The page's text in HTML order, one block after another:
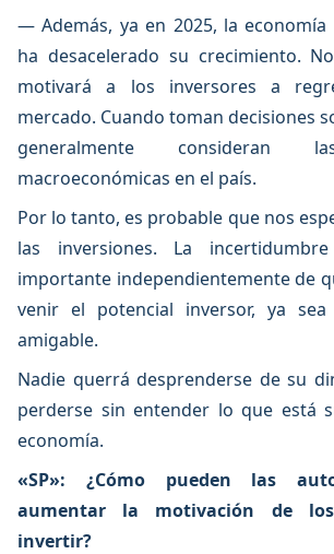
— Además, ya en 2025, la
ha desacelerado su crecimiento.
motivará a los inversores a
mercado. Cuando toman decisiones
generalmente consideran
macroeconómicas en el país.
Por lo tanto, es probable que nos
las inversiones. La
importante independientemente de
venir el potencial inversor, ya
amigable.
Nadie querrá desprenderse de su
perderse sin entender lo que está
economía.
«SP»: ¿Cómo pueden las
aumentar la motivación de
invertir?